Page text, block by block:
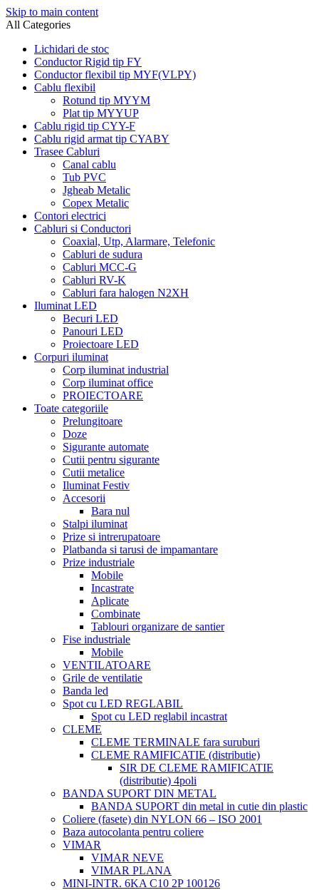
Skip to main content
All Categories
Lichidari de stoc
Conductor Rigid tip FY
Conductor flexibil tip MYF(VLPY)
Cablu flexibil
Rotund tip MYYM
Plat tip MYYUP
Cablu rigid tip CYY-F
Cablu rigid armat tip CYABY
Trasee Cabluri
Canal cablu
Tub PVC
Jgheab Metalic
Copex Metalic
Contori electrici
Cabluri si Conductori
Coaxial, Utp, Alarmare, Telefonic
Cabluri de sudura
Cabluri MCC-G
Cabluri RV-K
Cabluri fara halogen N2XH
Iluminat LED
Becuri LED
Panouri LED
Proiectoare LED
Corpuri iluminat
Corp iluminat industrial
Corp iluminat office
PROIECTOARE
Toate categoriile
Prelungitoare
Doze
Sigurante automate
Cutii pentru sigurante
Cutii metalice
Iluminat Festiv
Accesorii
Bara nul
Stalpi iluminat
Prize si intrerupatoare
Platbanda si tarusi de impamantare
Prize industriale
Mobile
Incastrate
Aplicate
Combinate
Tablouri organizare de santier
Fise industriale
Mobile
VENTILATOARE
Grile de ventilatie
Banda led
Spot cu LED REGLABIL
Spot cu LED reglabil incastrat
CLEME
CLEME TERMINALE fara suruburi
CLEME RAMIFICATIE (distributie)
SIR DE CLEME RAMIFICATIE
(distributie) 4poli
BANDA SUPORT DIN METAL
BANDA SUPORT din metal in cutie din plastic
Coliere (fasete) din NYLON 66 – ISO 2001
Baza autocolanta pentru coliere
VIMAR
VIMAR NEVE
VIMAR PLANA
MINI-INTR. 6KA C10 2P 100126